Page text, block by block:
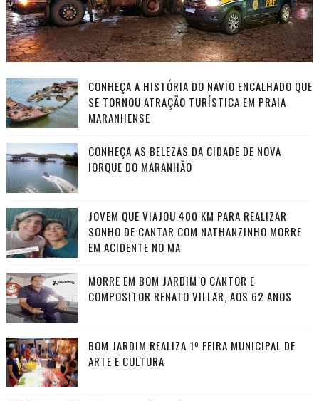
CONHEÇA A HISTÓRIA DO NAVIO ENCALHADO QUE
SE TORNOU ATRAÇÃO TURÍSTICA EM PRAIA
MARANHENSE
CONHEÇA AS BELEZAS DA CIDADE DE NOVA
IORQUE DO MARANHÃO
JOVEM QUE VIAJOU 400 KM PARA REALIZAR
SONHO DE CANTAR COM NATHANZINHO MORRE
EM ACIDENTE NO MA
MORRE EM BOM JARDIM O CANTOR E
COMPOSITOR RENATO VILLAR, AOS 62 ANOS
BOM JARDIM REALIZA 1º FEIRA MUNICIPAL DE
ARTE E CULTURA